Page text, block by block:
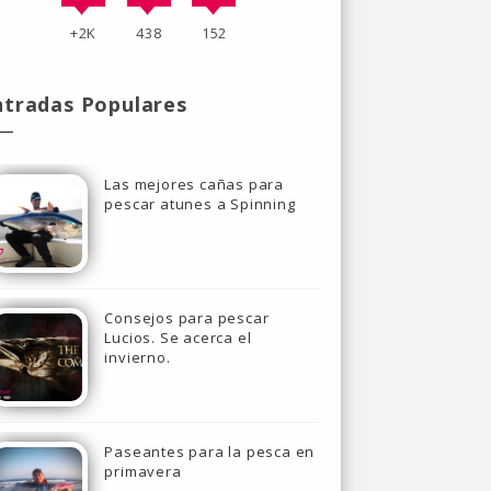
+2K 438 152
Populares
Las mejores cañas para
pescar atunes a Spinning
Consejos para pescar
Lucios. Se acerca el
invierno.
Paseantes para la pesca en
primavera